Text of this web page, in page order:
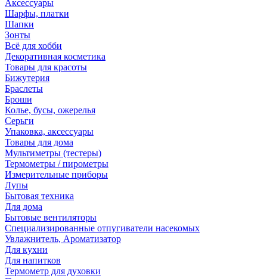
Аксессуары
Шарфы, платки
Шапки
Зонты
Всё для хобби
Декоративная косметика
Товары для красоты
Бижутерия
Браслеты
Броши
Колье, бусы, ожерелья
Серьги
Упаковка, аксессуары
Товары для дома
Мультиметры (тестеры)
Термометры / пирометры
Измерительные приборы
Лупы
Бытовая техника
Для дома
Бытовые вентиляторы
Специализированные отпугиватели насекомых
Увлажнитель, Ароматизатор
Для кухни
Для напитков
Термометр для духовки